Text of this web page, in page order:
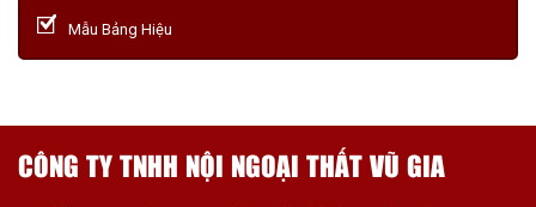
Mẫu Bảng Hiệu
CÔNG TY TNHH NỘI NGOẠI THẤT VŨ GIA